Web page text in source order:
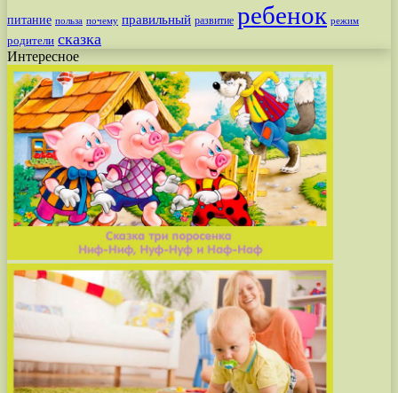
питание польза почему правильный развитие ребенок режим
родители сказка
Интересное